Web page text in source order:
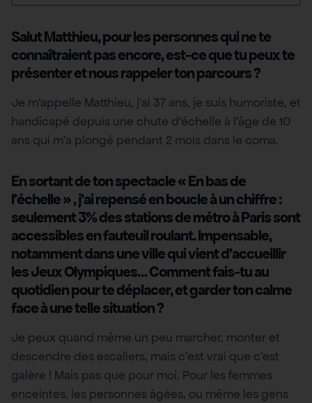
Salut Matthieu, pour les personnes qui ne te
connaîtraient pas encore, est-ce que tu peux te
présenter et nous rappeler ton parcours ?
Je m’appelle Matthieu, j’ai 37 ans, je suis humoriste, et
handicapé depuis une chute d’échelle à l’âge de 10
ans qui m’a plongé pendant 2 mois dans le coma.
En sortant de ton spectacle « En bas de
l’échelle » , j’ai repensé en boucle à un chiffre :
seulement 3% des stations de métro à Paris sont
accessibles en fauteuil roulant. Impensable,
notamment dans une ville qui vient d’accueillir
les Jeux Olympiques… Comment fais-tu au
quotidien pour te déplacer, et garder ton calme
face à une telle situation ?
Je peux quand même un peu marcher, monter et
descendre des escaliers, mais c’est vrai que c’est
galère ! Mais pas que pour moi. Pour les femmes
enceintes, les personnes âgées, ou même les gens